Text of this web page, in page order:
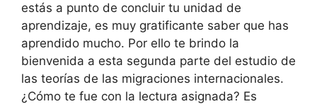
estás a punto de concluir tu unidad de
aprendizaje, es muy gratificante saber que has
aprendido mucho. Por ello te brindo la
bienvenida a esta segunda parte del estudio de
las teorías de las migraciones internacionales.
¿Cómo te fue con la lectura asignada? Es